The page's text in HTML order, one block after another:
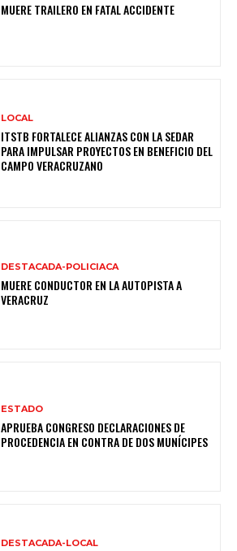
MUERE TRAILERO EN FATAL ACCIDENTE
LOCAL
ITSTB FORTALECE ALIANZAS CON LA SEDAR
PARA IMPULSAR PROYECTOS EN BENEFICIO DEL
CAMPO VERACRUZANO
DESTACADA-POLICIACA
MUERE CONDUCTOR EN LA AUTOPISTA A
VERACRUZ
ESTADO
APRUEBA CONGRESO DECLARACIONES DE
PROCEDENCIA EN CONTRA DE DOS MUNÍCIPES
DESTACADA-LOCAL